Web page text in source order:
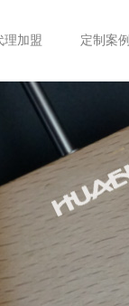
理加盟 定制案例